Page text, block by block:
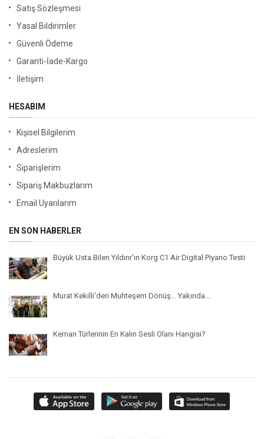
Satış Sözleşmesi
Yasal Bildirimler
Güvenli Ödeme
Garanti-İade-Kargo
İletişim
HESABIM
Kişisel Bilgilerim
Adreslerim
Siparişlerim
Sipariş Makbuzlarım
Email Uyarılarım
EN SON HABERLER
Büyük Usta Bilen Yıldırır'ın Korg C1 Air Digital Piyano Testi
Murat Kekilli'den Muhteşem Dönüş... Yakında...
Keman Türlerinin En Kalın Sesli Olanı Hangisi?